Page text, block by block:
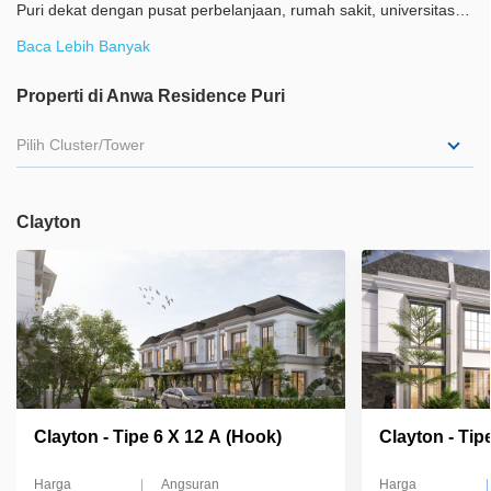
Puri dekat dengan pusat perbelanjaan, rumah sakit, universitas
ternama, bandara & akses tol yang dapat menghubungkan jalan
Baca Lebih Banyak
Properti di Anwa Residence Puri
Pilih Cluster/Tower
Clayton
Clayton - Tipe 6 X 12 A (Hook)
Harga
Angsuran
Clayton -
Harga